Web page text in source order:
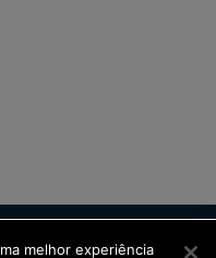
melhor experiência